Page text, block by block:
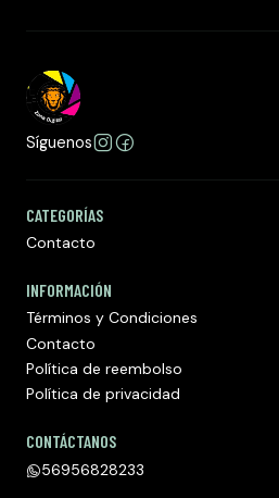
Síguenos
CATEGORÍAS
Contacto
INFORMACIÓN
Términos y Condiciones
Contacto
Política de reembolso
Política de privacidad
CONTÁCTANOS
56956828233